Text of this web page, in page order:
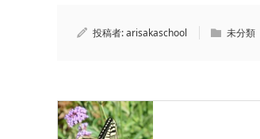
投稿者:arisakaschool 未分類